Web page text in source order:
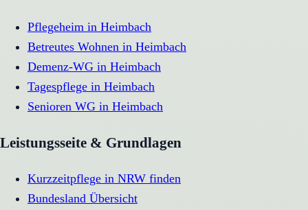
Pflegeheim in Heimbach
Betreutes Wohnen in Heimbach
Demenz-WG in Heimbach
Tagespflege in Heimbach
Senioren WG in Heimbach
Leistungsseite & Grundlagen
Kurzzeitpflege in NRW finden
Bundesland Übersicht